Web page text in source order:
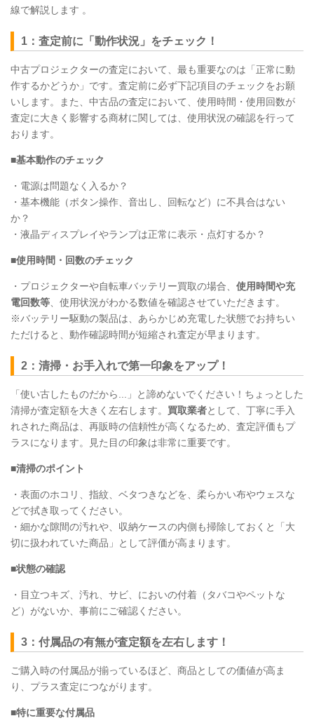
線で解説します 。
1：査定前に「動作状況」をチェック！
中古プロジェクターの査定において、最も重要なのは「正常に動
作するかどうか」です。査定前に必ず下記項目のチェックをお願
いします。また、中古品の査定において、使用時間・使用回数が
査定に大きく影響する商材に関しては、使用状況の確認を行って
おります。
■基本動作のチェック
・電源は問題なく入るか？
・基本機能（ボタン操作、音出し、回転など）に不具合はない
か？
・液晶ディスプレイやランプは正常に表示・点灯するか？
■使用時間・回数のチェック
・プロジェクターや自転車バッテリー買取の場合、 使用時間や充
電回数等 、使用状況がわかる数値を確認させていただきます。
※バッテリー駆動の製品は、あらかじめ充電した状態でお持ちい
ただけると、動作確認時間が短縮され査定が早まります。
2：清掃・お手入れで第一印象をアップ！
「使い古したものだから...」と諦めないでください！ちょっとした
清掃が査定額を大きく左右します。 買取業者として、丁寧に手入
れされた商品は、再販時の信頼性が高くなるため、査定評価もプ
ラスになります。見た目の印象は非常に重要です。
■清掃のポイント
・表面のホコリ、指紋、ベタつきなどを、柔らかい布やウェスな
どで拭き取ってください。
・細かな隙間の汚れや、収納ケースの内側も掃除しておくと「大
切に扱われていた商品」として評価が高まります。
■状態の確認
・目立つキズ、汚れ、サビ、においの付着（タバコやペットな
ど）がないか、事前にご確認ください。
3：付属品の有無が査定額を左右します！
ご購入時の付属品が揃っているほど、商品としての価値が高ま
り、プラス査定につながります。
■特に重要な付属品